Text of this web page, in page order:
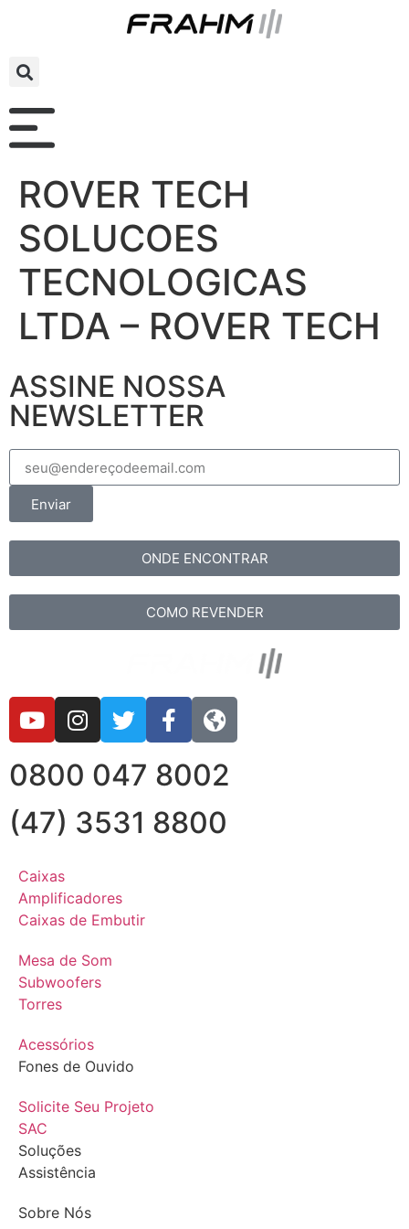
ROVER TECH
SOLUCOES
TECNOLOGICAS
LTDA – ROVER TECH
ASSINE NOSSA
NEWSLETTER
Enviar
ONDE ENCONTRAR
COMO REVENDER
0800 047 8002
(47) 3531 8800
Caixas
Amplificadores
Caixas de Embutir
Mesa de Som
Subwoofers
Torres
Acessórios
Fones de Ouvido
Solicite Seu Projeto
SAC
Soluções
Assistência
Sobre Nós